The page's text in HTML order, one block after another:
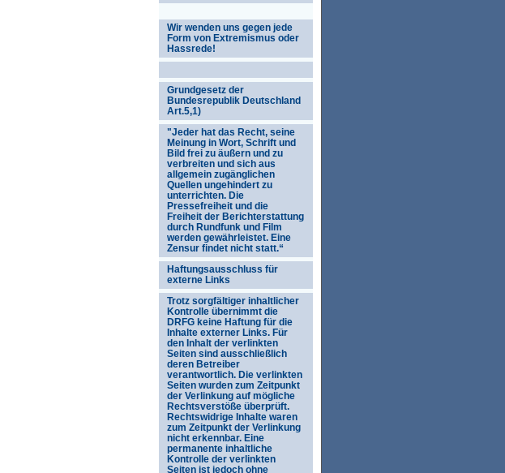
Wir wenden uns gegen jede
Form von Extremismus oder
Hassrede!
Grundgesetz der
Bundesrepublik Deutschland
Art.5,1)
"Jeder hat das Recht, seine
Meinung in Wort, Schrift und
Bild frei zu äußern und zu
verbreiten und sich aus
allgemein zugänglichen
Quellen ungehindert zu
unterrichten. Die
Pressefreiheit und die
Freiheit der Berichterstattung
durch Rundfunk und Film
werden gewährleistet. Eine
Zensur findet nicht statt.“
Haftungsausschluss für
externe Links
Trotz sorgfältiger inhaltlicher
Kontrolle übernimmt die
DRFG keine Haftung für die
Inhalte externer Links. Für
den Inhalt der verlinkten
Seiten sind ausschließlich
deren Betreiber
verantwortlich. Die verlinkten
Seiten wurden zum Zeitpunkt
der Verlinkung auf mögliche
Rechtsverstöße überprüft.
Rechtswidrige Inhalte waren
zum Zeitpunkt der Verlinkung
nicht erkennbar. Eine
permanente inhaltliche
Kontrolle der verlinkten
Seiten ist jedoch ohne